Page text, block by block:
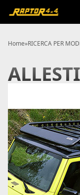
Home»RICERCA PER